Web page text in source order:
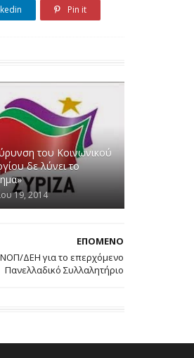
Pin it
του Κοινωνικού
δε λύνει το
19, 2014
ΕΠΟΜΕΝΟ
ΔΕΗ για το επερχόμενο
Πανελλαδικό Συλλαλητήριο